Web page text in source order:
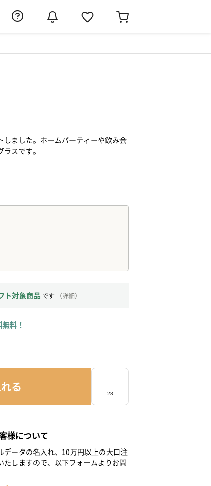
ました。ホームパーティーや飲み会
スです。
ト対象商品 です （詳細）
料！
る
様について
ータの名入れ、10万円以上の大口注
しますので、以下フォームよりお問